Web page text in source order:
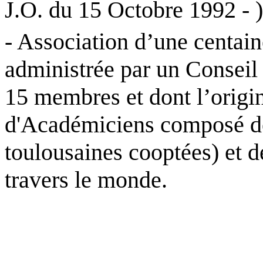
J.O. du 15 Octobre 1992 - )
- Association d’une
administrée par un
15 membres et dont
d'Académiciens composé
toulousaines cooptées) et
travers le monde.